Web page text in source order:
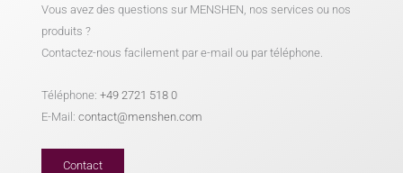
Vous avez des questions sur MENSHEN, nos services ou nos
produits ?
Contactez-nous facilement par e-mail ou par téléphone.
Téléphone:+49 2721 518 0
E-Mail:contact@menshen.com
Contact